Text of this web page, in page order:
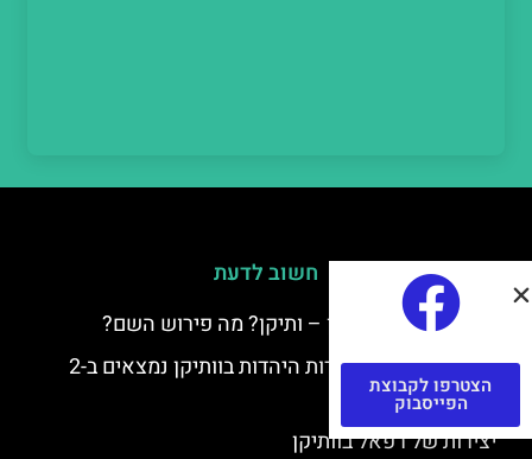
חשוב לדעת
למה קוראים לוותיקן – ותיקן? מה פירוש השם?
כתב יד ותיקן – אוצרות היהדות בוותיקן נמצאים ב-2
כתבי יד עתיקים
יצירות של רפאל בוותיקן
הצטרפו לקבוצת
הפייסבוק